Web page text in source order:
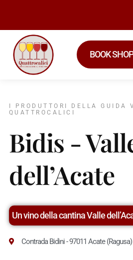
BOOK SHOP
I PRODUTTORI DELLA GUIDA
QUATTROCALICI
Bidis -
dell’Acate
Un vino della cantina Valle
Contrada Bidini - 97011 Acate (Ragusa)